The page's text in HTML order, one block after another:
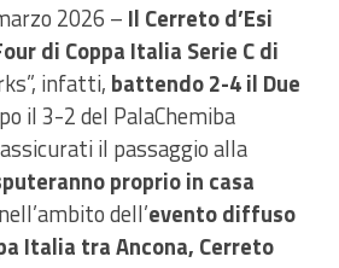
2026 – Il Cerreto d’Esi
di Coppa Italia Serie C di
infatti, battendo 2-4 il Due
il 3-2 del PalaChemiba
il passaggio alla
proprio in casa
nell’ambito dell’evento diffuso
Italia tra Ancona, Cerreto